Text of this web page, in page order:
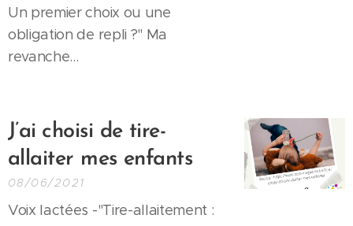
Un premier choix ou une
obligation de repli ?" Ma
revanche...
J’ai choisi de tire-
allaiter mes enfants
08/06/2021
Voix lactées -"Tire-allaitement :